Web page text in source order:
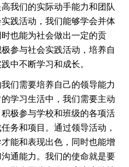
我们的实际动手能力和团队
践活动，我们能够学会并体
也能为社会做出一定的贡
参与社会实践活动，培养自
中不断学习和成长。
需要培养自己的领导能力
学习生活中，我们需要主动
极参与学校和班级的各项活
务和项目。通过领导活动，
能和表现出色，同时也能增
通能力。我们的使命就是要